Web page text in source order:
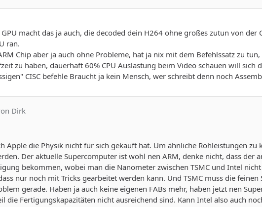
GPU macht das ja auch, die decoded dein H264 ohne großes zutun von
ran.
Chip aber ja auch ohne Probleme, hat ja nix mit dem Befehlssatz zu
zu haben, dauerhaft 60% CPU Auslastung beim Video schauen will sich
CISC befehle Braucht ja kein Mensch, wer schreibt denn noch
Dirk
Apple die Physik nicht für sich gekauft hat. Um ähnliche Rohleistungen
Der aktuelle Supercomputer ist wohl nen ARM, denke nicht, dass der
bekommen, wobei man die Nanometer zwischen TSMC und Intel
nur noch mit Tricks gearbeitet werden kann. Und TSMC muss die
gerade. Haben ja auch keine eigenen FABs mehr, haben jetzt nen
die Fertigungskapazitäten nicht ausreichend sind. Kann Intel also auch